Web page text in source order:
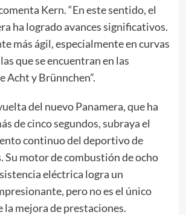
Kern. “En este sentido, el
ha logrado avances significativos.
más ágil, especialmente en curvas
que se encuentran en las
Acht y Brünnchen”.
del nuevo Panamera, que ha
de cinco segundos, subraya el
continuo del deportivo de
Su motor de combustión de ocho
eléctrica logra un
pero no es el único
la mejora de prestaciones.